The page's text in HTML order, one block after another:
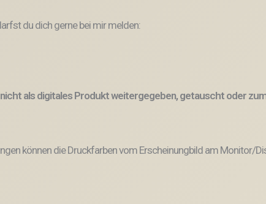
du dich gerne bei mir melden:
als digitales Produkt weitergegeben, getauscht oder
können die Druckfarben vom Erscheinungbild am Monitor/